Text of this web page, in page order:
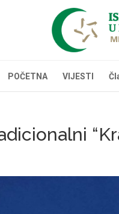
POČETNA VIJESTI